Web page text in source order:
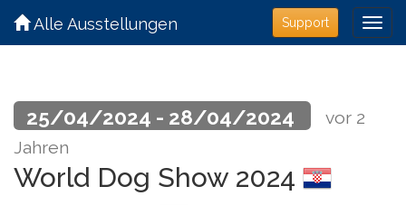
Support
Alle Ausstellungen
25/04/2024 - 28/04/2024
vor 2
Jahren
World Dog Show 2024